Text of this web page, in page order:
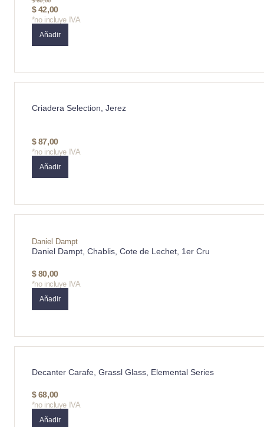
$42,00
*no incluye IVA
Añadir
Criadera Selection, Jerez
$87,00
*no incluye IVA
Añadir
Daniel Dampt
Daniel Dampt, Chablis, Cote de Lechet, 1er Cru
$80,00
*no incluye IVA
Añadir
Decanter Carafe, Grassl Glass, Elemental Series
$68,00
*no incluye IVA
Añadir